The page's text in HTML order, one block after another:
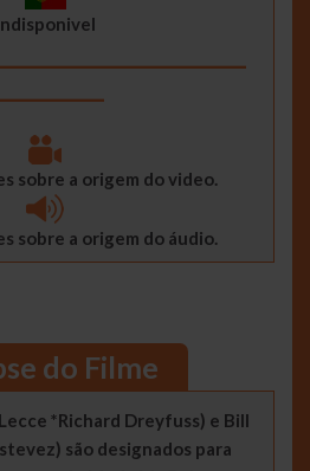
sobre a origem do video.
sobre a origem do áudio.
do Filme
*Richard Dreyfuss) e Bill
são designados para